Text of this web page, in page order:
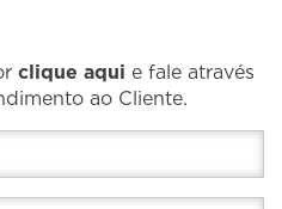
clique aqui e fale através
ao Cliente.